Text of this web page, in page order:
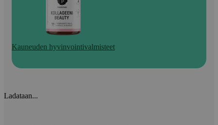
Kauneuden hyvinvointivalmisteet
Ladataan...